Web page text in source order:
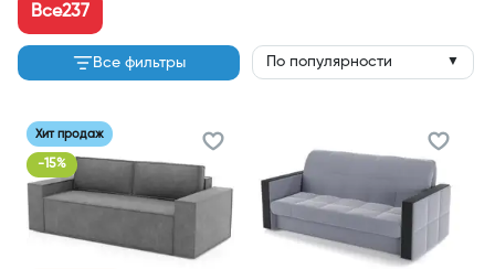
Все237
Все фильтры По популярности ▼
Хит продаж
-15%